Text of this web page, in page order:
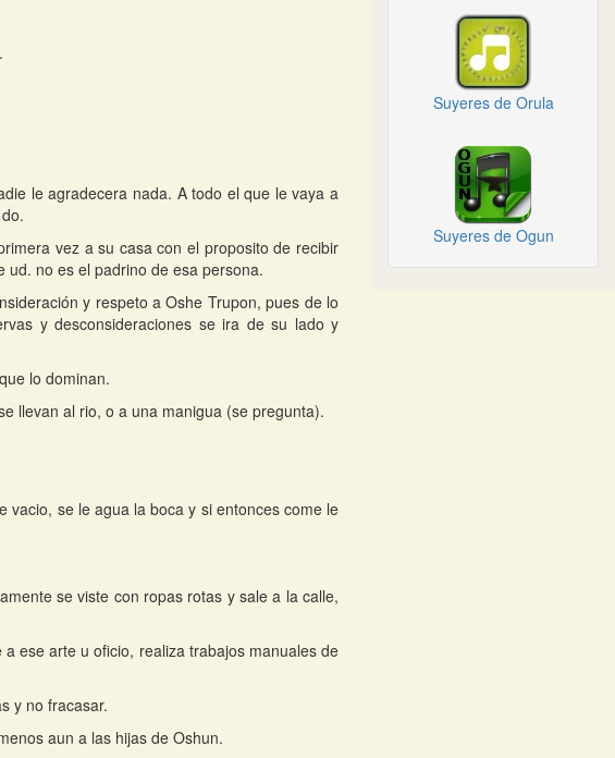
le agradecera nada. A todo el que le vaya a
vez a su casa con el proposito de recibir
no es el padrino de esa persona.
y respeto a Oshe Trupon, pues de lo
y desconsideraciones se ira de su lado y
lo dominan.
llevan al rio, o a una manigua (se pregunta).
vacio, se le agua la boca y si entonces come le
se viste con ropas rotas y sale a la calle,
ese arte u oficio, realiza trabajos manuales de
y no fracasar.
aun a las hijas de Oshun.
Suyeres de Orula
Suyeres de Ogun